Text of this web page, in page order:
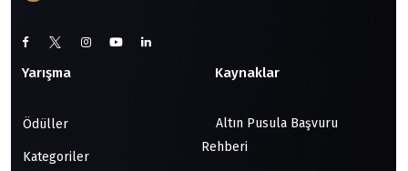
Yarışma
Ödüller
Kategoriler
Kaynaklar
Altın Pusula Başvuru
Rehberi